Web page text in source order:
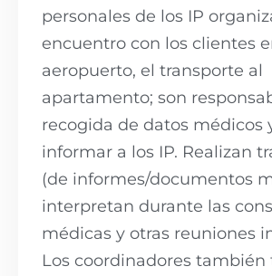
personales de los IP
encuentro con los clientes
aeropuerto, el transporte al
apartamento; son
recogida de datos médicos
informar a los IP. Realizan
(de informes/documentos
interpretan durante las
médicas y otras reuniones
Los coordinadores también